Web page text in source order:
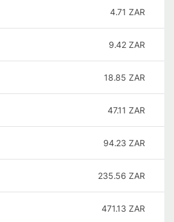
4.71 ZAR
9.42 ZAR
18.85 ZAR
47.11 ZAR
94.23 ZAR
235.56 ZAR
471.13 ZAR